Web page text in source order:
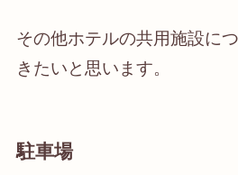
その他ホテルの共用施設に
きたいと思います。
駐車場